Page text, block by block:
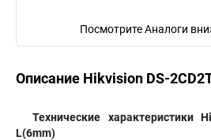
Посмотрите Аналоги
Описание Hikvision DS-
Технические характеристики
L(6mm)